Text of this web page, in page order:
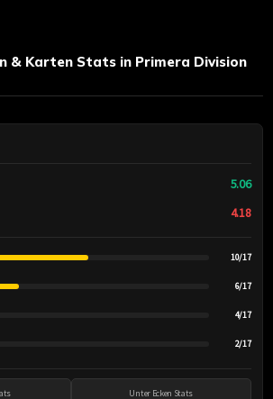
& Karten Stats in Primera Division
5.06
4.18
10/17
6/17
4/17
2/17
Unter Ecken Stats